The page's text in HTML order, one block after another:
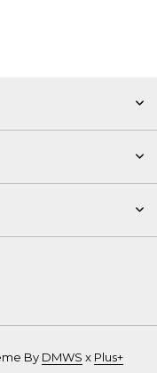
By DMWS x Plus+